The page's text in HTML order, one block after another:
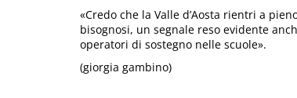
«Credo che la Valle d’Aosta rientri a
bisognosi, un segnale reso evidente
operatori di sostegno nelle scuole».
(giorgia gambino)